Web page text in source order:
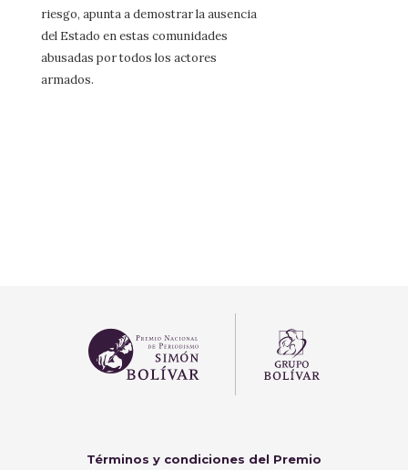
riesgo, apunta a demostrar la ausencia
del Estado en estas comunidades
abusadas por todos los actores
armados.
Términos y condiciones del Premio